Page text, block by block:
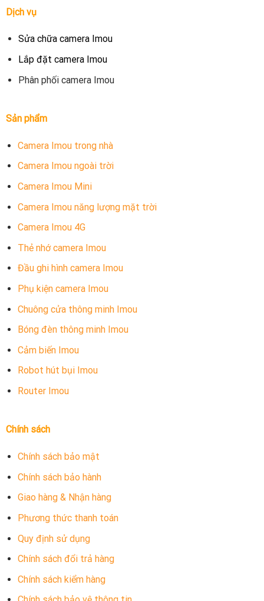
Dịch vụ
Sửa chữa camera Imou
Lắp đặt camera Imou
Phân phối camera Imou
Sản phẩm
Camera Imou trong nhà
Camera Imou ngoài trời
Camera Imou Mini
Camera Imou năng lượng mặt trời
Camera Imou 4G
Thẻ nhớ camera Imou
Đầu ghi hình camera Imou
Phụ kiện camera Imou
Chuông cửa thông minh Imou
Bóng đèn thông minh Imou
Cảm biến Imou
Robot hút bụi Imou
Router Imou
Chính sách
Chính sách bảo mật
Chính sách bảo hành
Giao hàng & Nhận hàng
Phương thức thanh toán
Quy định sử dụng
Chính sách đổi trả hàng
Chính sách kiểm hàng